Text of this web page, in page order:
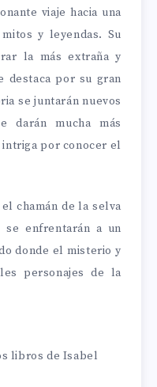
viaje hacia una
y leyendas. Su
la más extraña y
destaca por su gran
se juntarán nuevos
darán mucha más
intriga por conocer el
chamán de la selva
se enfrentarán a un
donde el misterio y
personajes de la
libros de Isabel